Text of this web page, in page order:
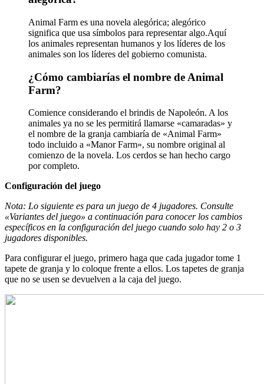
Animal Farm es una novela alegórica; alegórico
significa que usa símbolos para representar algo.Aquí
los animales representan humanos y los líderes de los
animales son los líderes del gobierno comunista.
¿Cómo cambiarías el nombre de Animal
Farm?
Comience considerando el brindis de Napoleón. A los
animales ya no se les permitirá llamarse «camaradas» y
el nombre de la granja cambiaría de «Animal Farm»
todo incluido a «Manor Farm», su nombre original al
comienzo de la novela. Los cerdos se han hecho cargo
por completo.
Configuración del juego
Nota: Lo siguiente es para un juego de 4 jugadores. Consulte
«Variantes del juego» a continuación para conocer los cambios
específicos en la configuración del juego cuando solo hay 2 o 3
jugadores disponibles.
Para configurar el juego, primero haga que cada jugador tome 1
tapete de granja y lo coloque frente a ellos. Los tapetes de granja
que no se usen se devuelven a la caja del juego.